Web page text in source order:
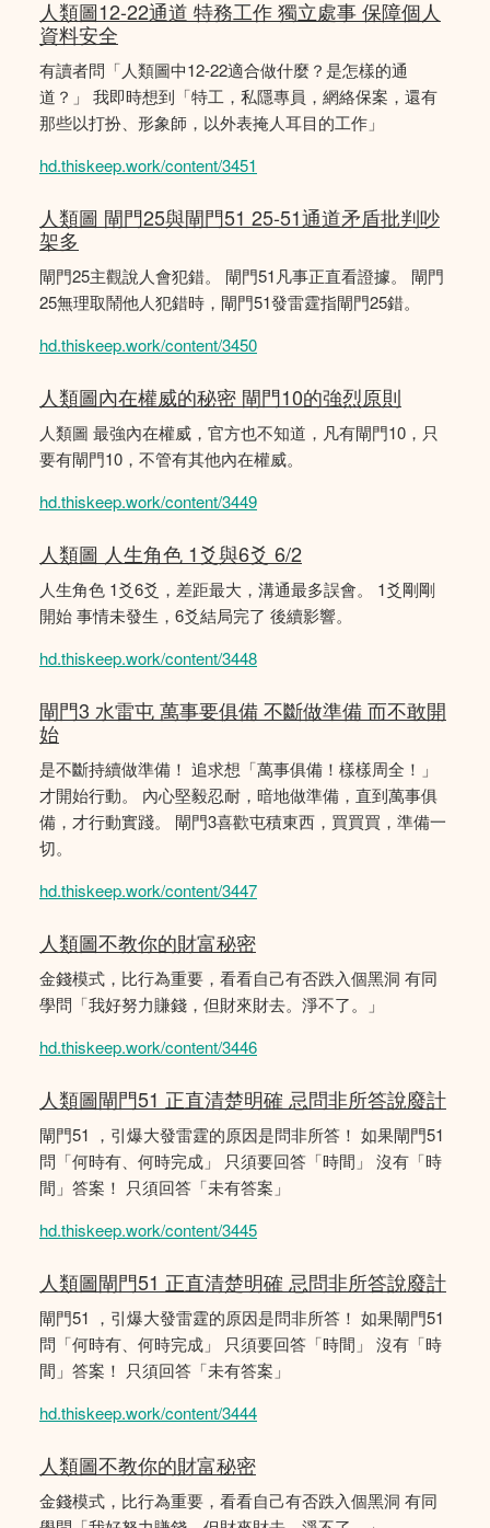
人類圖12-22通道 特務工作 獨立處事 保障個人
資料安全
有讀者問「人類圖中12-22適合做什麼？是怎樣的通
道？」 我即時想到「特工，私隱專員，網絡保案，還有
那些以打扮、形象師，以外表掩人耳目的工作」
hd.thiskeep.work/content/3451
人類圖 閘門25與閘門51 25-51通道矛盾批判吵
架多
閘門25主觀說人會犯錯。 閘門51凡事正直看證據。 閘門
25無理取鬧他人犯錯時，閘門51發雷霆指閘門25錯。
hd.thiskeep.work/content/3450
人類圖內在權威的秘密 閘門10的強烈原則
人類圖 最強內在權威，官方也不知道，凡有閘門10，只
要有閘門10，不管有其他內在權威。
hd.thiskeep.work/content/3449
人類圖 人生角色 1爻與6爻 6/2
人生角色 1爻6爻，差距最大，溝通最多誤會。 1爻剛剛
開始 事情未發生，6爻結局完了 後續影響。
hd.thiskeep.work/content/3448
閘門3 水雷屯 萬事要俱備 不斷做準備 而不敢開
始
是不斷持續做準備！ 追求想「萬事俱備！樣樣周全！」
才開始行動。 內心堅毅忍耐，暗地做準備，直到萬事俱
備，才行動實踐。 閘門3喜歡屯積東西，買買買，準備一
切。
hd.thiskeep.work/content/3447
人類圖不教你的財富秘密
金錢模式，比行為重要，看看自己有否跌入個黑洞 有同
學問「我好努力賺錢，但財來財去。淨不了。」
hd.thiskeep.work/content/3446
人類圖閘門51 正直清楚明確 忌問非所答說廢計
閘門51 ，引爆大發雷霆的原因是問非所答！ 如果閘門51
問「何時有、何時完成」 只須要回答「時間」 沒有「時
間」答案！ 只須回答「未有答案」
hd.thiskeep.work/content/3445
人類圖閘門51 正直清楚明確 忌問非所答說廢計
閘門51 ，引爆大發雷霆的原因是問非所答！ 如果閘門51
問「何時有、何時完成」 只須要回答「時間」 沒有「時
間」答案！ 只須回答「未有答案」
hd.thiskeep.work/content/3444
人類圖不教你的財富秘密
金錢模式，比行為重要，看看自己有否跌入個黑洞 有同